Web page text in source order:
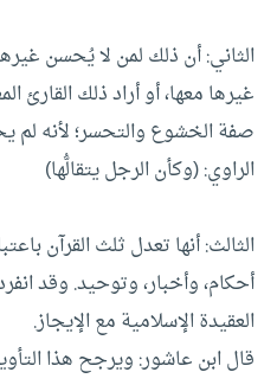
الثاني: أن ذلك لمن لا يُحسن
غيرها معها، أو أراد ذلك القارئ
صفة الخشوع والتحسر؛ لأنه لم
الراوي: (وكأن الرجل يتقالُّها)
الثالث: أنها تعدل ثلث القرآن
أحكام، وأخبار، وتوحيد. وقد
العقيدة الإسلامية مع الإيجاز.
قال ابن عاشور: ويرجح هذا